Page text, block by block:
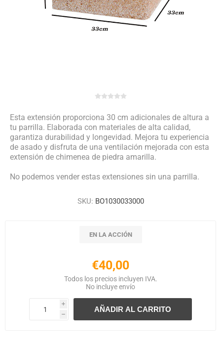
Esta extensión proporciona 30 cm adicionales de altura a
tu parrilla. Elaborada con materiales de alta calidad,
garantiza durabilidad y longevidad. Mejora tu experiencia
de asado y disfruta de una ventilación mejorada con esta
extensión de chimenea de piedra amarilla.
No podemos vender estas extensiones sin una parrilla.
SKU: BO1030033000
EN LA ACCIÓN
€40,00
Todos los precios incluyen IVA.
No incluyeenvío
i
h